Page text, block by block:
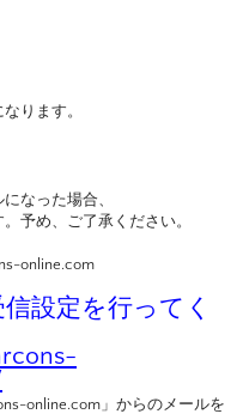
ります。
なった場合、
予め、ご了承ください。
online.com
設定を行ってく
online.com」からのメールを